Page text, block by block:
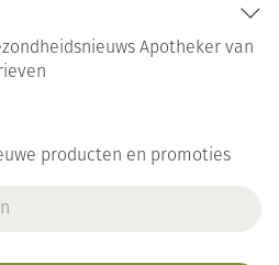
Apotheker van
producten en promoties